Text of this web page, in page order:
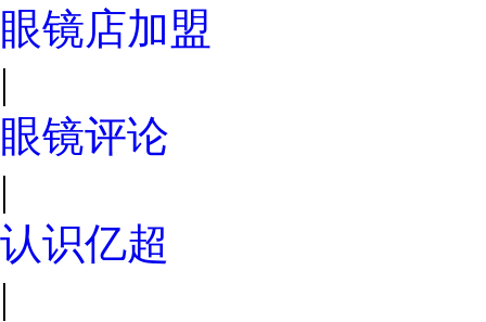
眼镜店加盟
|
眼镜评论
|
认识亿超
|